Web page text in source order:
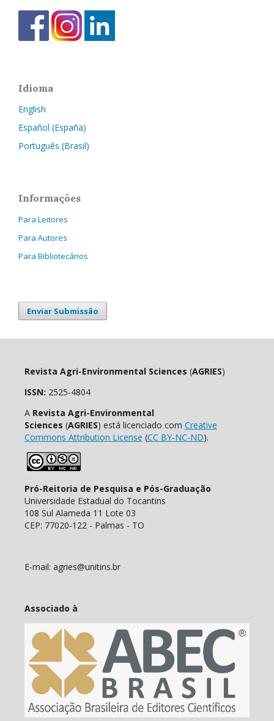
Idioma
English
Español (España)
Português (Brasil)
Informações
Para Leitores
Para Autores
Para Bibliotecários
Enviar Submissão
Revista Agri-Environmental Sciences (AGRIES)
ISSN: 2525-4804
A Revista Agri-Environmental
Sciences (AGRIES) está licenciado com Creative
Commons Attribution License (CC BY-NC-ND).
Pró-Reitoria de Pesquisa e Pós-Graduação
Universidade Estadual do Tocantins
108 Sul Alameda 11 Lote 03
CEP: 77020-122 - Palmas - TO
E-mail: agries@unitins.br
Associado à